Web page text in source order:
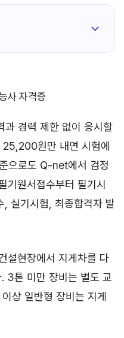
과 경력 제한 없이 응시할
원만 내면 시험에
으로도 Q-net에서 검정
기원서접수부터 필기시
실기시험, 최종합격자 발
설현장에서 지게차를 다
3톤 미만 장비는 별도 교
상 일반형 장비는 지게